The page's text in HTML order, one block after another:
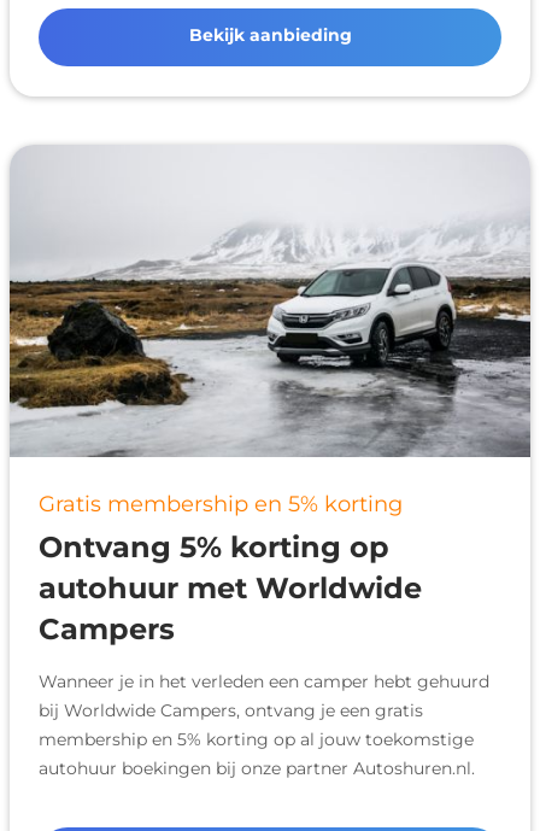
Bekijk aanbieding
Gratis membership en 5% korting
Ontvang 5% korting op
autohuur met Worldwide
Campers
Wanneer je in het verleden een camper hebt gehuurd
bij Worldwide Campers, ontvang je een gratis
membership en 5% korting op al jouw toekomstige
autohuur boekingen bij onze partner Autoshuren.nl.